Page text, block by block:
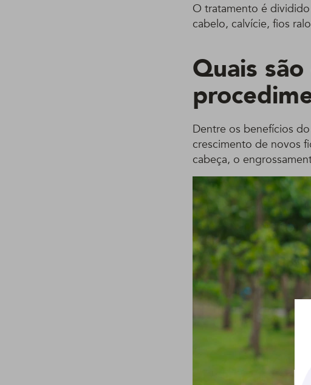
O tratamento é
cabelo, calvície, fios
Quais
Dentre os benefícios
crescimento de novos
cabeça, o